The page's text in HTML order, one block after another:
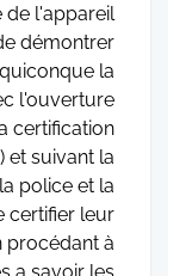
de l'appareil
démontrer
la
l'ouverture
certification
et suivant la
police et la
certifier leur
procédant à